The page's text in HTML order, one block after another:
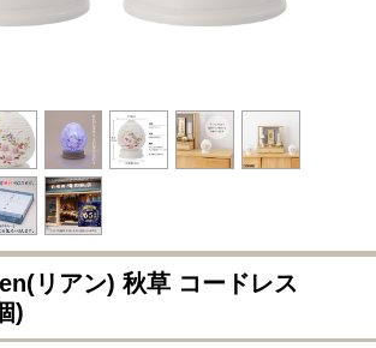
リアン) 秋草 コードレス
)